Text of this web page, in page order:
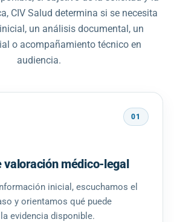
CIV Salud determina si se necesita
un análisis documental, un
o acompañamiento técnico en
audiencia.
01
valoración médico-legal
inicial, escuchamos el
y orientamos qué puede
evidencia disponible.